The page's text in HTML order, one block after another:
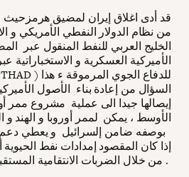
قد أدى اغلاق إيران لمضيق
من نظام الدولار النفطي الأمريكي و
الخليج العربي للنفط المنقول عبر
الأميركية العسكرية و الاستخباراتية
السؤال من إعادة بناء الأصول
إيصالها جيدا الى عملية مشروع ممر
الأوسط ، يمكن لممر أوروبا و الهند
بوصفه ضامن إلسرائيل و يعطي دعم
إذا كان المقصود إمدادات نفط
من خلال الضربات الانتقامية المستقبلية .